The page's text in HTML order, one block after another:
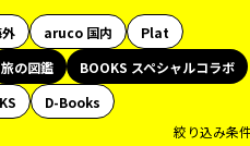
aruco 国内
Plat
旅の図鑑
BOOKS スペシャルコラボ
D-Books
絞り込み条